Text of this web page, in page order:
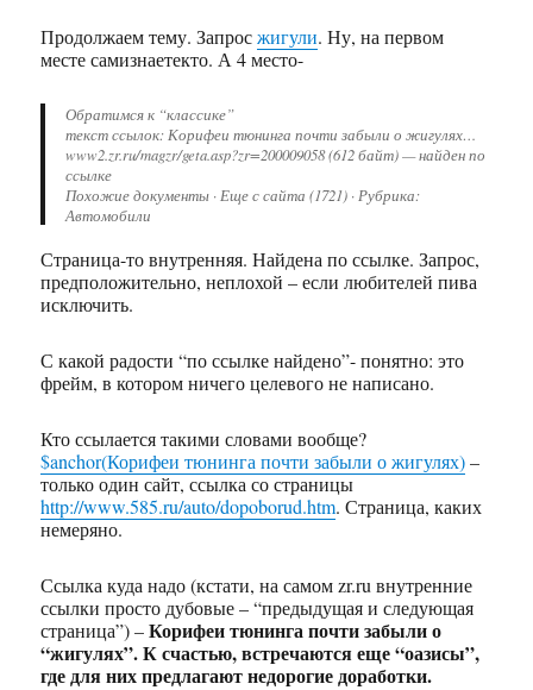
Продолжаем тему. Запросжигули. Ну, на первом
месте самизнаетекто. А 4 место-
Обратимся к “классике”
текст ссылок: Корифеи тюнинга почти забыли о жигулях…
www2.zr.ru/magzr/geta.asp?zr=200009058 (612 байт) — найден по
ссылке
Похожие документы · Еще с сайта (1721) · Рубрика:
Автомобили
Страница-то внутренняя. Найдена по ссылке. Запрос,
предположительно, неплохой – если любителей пива
исключить.
С какой радости “по ссылке найдено”- понятно: это
фрейм, в котором ничего целевого не написано.
Кто ссылается такими словами вообще?
$anchor(Корифеи тюнинга почти забыли о жигулях)–
только один сайт, ссылка со страницы
http://www.585.ru/auto/dopoborud.htm. Страница, каких
немеряно.
Ссылка куда надо (кстати, на самом zr.ru внутренние
ссылки просто дубовые – “предыдущая и следующая
страница”) –Корифеи тюнинга почти забыли о
“жигулях”. К счастью, встречаются еще “оазисы”,
где для них предлагают недорогие доработки.